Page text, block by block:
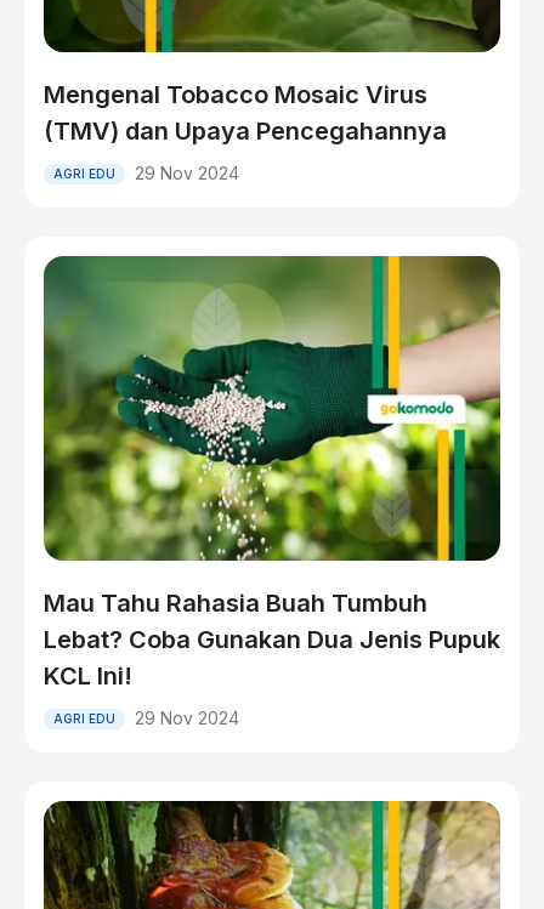
Mengenal Tobacco Mosaic Virus
(TMV) dan Upaya Pencegahannya
AGRI EDU 29 Nov 2024
Mau Tahu Rahasia Buah Tumbuh
Lebat? Coba Gunakan Dua Jenis Pupuk
KCL Ini!
AGRI EDU 29 Nov 2024